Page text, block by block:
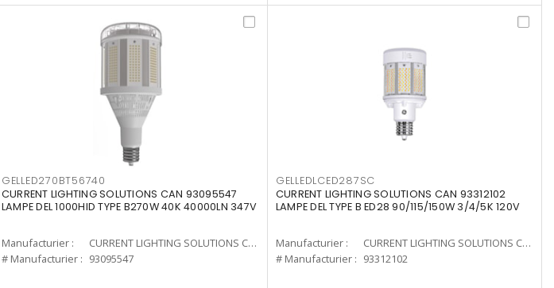
GELLED270BT56740
CURRENT LIGHTING SOLUTIONS CAN 93095547
LAMPE DEL 1000HID TYPE B270W 40K 40000LN 347V
Manufacturier :
CURRENT LIGHTING SOLUTIONS CAN
# Manufacturier : 93095547
GELLEDLCED287SC
CURRENT LIGHTING SOLUTIONS CAN 93312102
LAMPE DEL TYPE B ED28 90/115/150W 3/4/5K 120V
Manufacturier :
CURRENT LIGHTING SOLUTIONS CAN
# Manufacturier : 93312102